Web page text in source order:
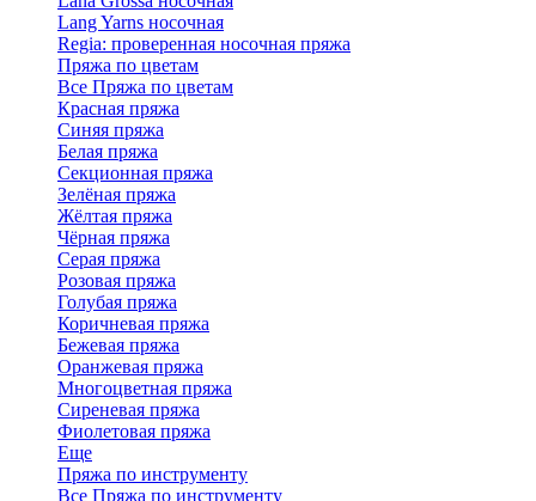
Lang Yarns носочная
Regia: проверенная носочная пряжа
Пряжа по цветам
Все Пряжа по цветам
Красная пряжа
Синяя пряжа
Белая пряжа
Секционная пряжа
Зелёная пряжа
Жёлтая пряжа
Чёрная пряжа
Серая пряжа
Розовая пряжа
Голубая пряжа
Коричневая пряжа
Бежевая пряжа
Оранжевая пряжа
Многоцветная пряжа
Сиреневая пряжа
Фиолетовая пряжа
Еще
Пряжа по инструменту
Все Пряжа по инструменту